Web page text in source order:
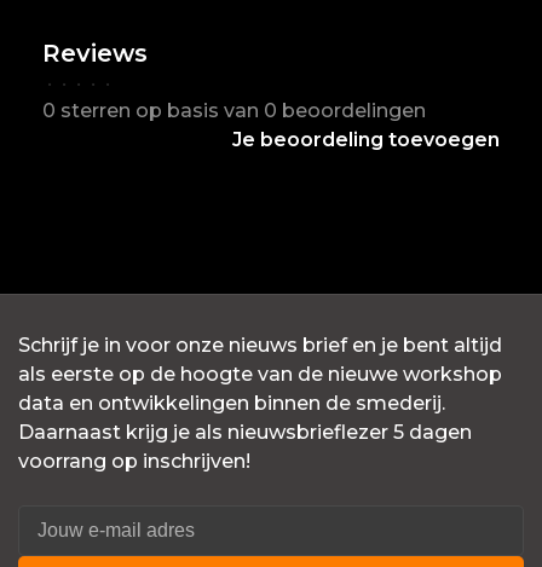
Reviews
• • • • •
0 sterren op basis van 0 beoordelingen
Je beoordeling toevoegen
Schrijf je in voor onze nieuws brief en je bent altijd
als eerste op de hoogte van de nieuwe workshop
data en ontwikkelingen binnen de smederij.
Daarnaast krijg je als nieuwsbrieflezer 5 dagen
voorrang op inschrijven!